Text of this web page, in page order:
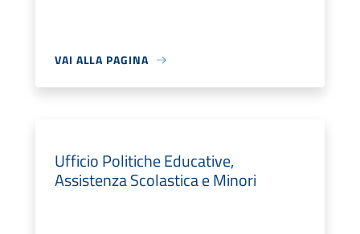
VAI ALLA PAGINA
Ufficio Politiche Educative,
Assistenza Scolastica e Minori